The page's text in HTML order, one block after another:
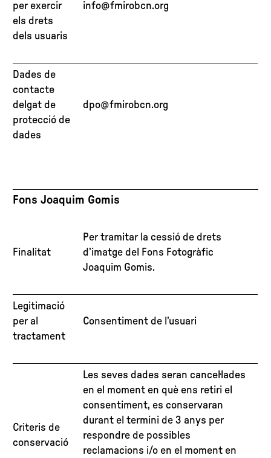
per exercir
els drets
dels usuaris
info@fmirobcn.org
Dades de
contacte
delgat de
protecció de
dades
dpo@fmirobcn.org
Fons Joaquim Gomis
Finalitat
Per tramitar la cessió de drets
d’imatge del Fons Fotogràfic
Joaquim Gomis.
Legitimació
per al
tractament
Consentiment de l’usuari
Criteris de
conservació
Les seves dades seran cancel·lades
en el moment en què ens retiri el
consentiment, es conservaran
durant el termini de 3 anys per
respondre de possibles
reclamacions i/o en el moment en